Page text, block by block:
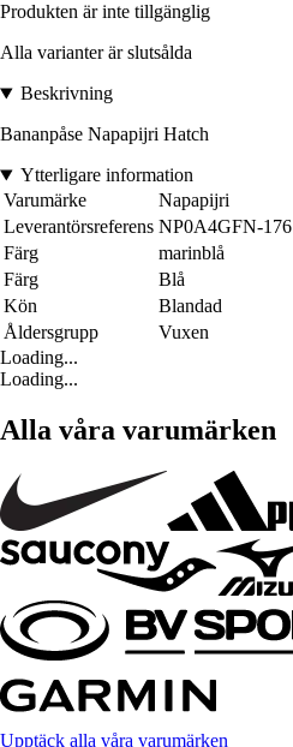
Produkten är inte tillgänglig
Alla varianter är slutsålda
Beskrivning
Bananpåse Napapijri Hatch
Ytterligare information
Varumärke
Napapijri
Leverantörsreferens NP0A4GFN-176
Färg
marinblå
Färg
Blå
Kön
Blandad
Åldersgrupp
Vuxen
Loading...
Loading...
Alla våra varumärken
Upptäck alla våra varumärken